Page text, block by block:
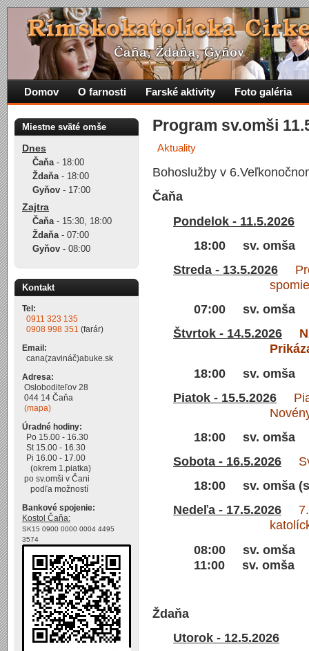
Program sv.omši
Aktuality
Bohoslužby v
Čaňa
Pondelok - 11.5.2026
18:00 sv. omša
Streda - 13.5.2026
07:00 sv. omša
Štvrtok - 14.5.2026
18:00 sv. omša
Piatok - 15.5.2026
18:00 sv. omša
Sobota - 16.5.2026
18:00 sv. omša
Nedeľa - 17.5.2026 7.
08:00 sv. omša
11:00 sv. omša
Ždaňa
Utorok - 12.5.2026
Domov O farnosti Farské aktivity Foto galéria
Miestne sväté omše
Dnes
Čaňa- 18:00
Ždaňa- 18:00
Gyňov - 17:00
Zajtra
Čaňa- 15:30, 18:00
Ždaňa- 07:00
Gyňov - 08:00
Kontakt
Tel:
0911 323 135
0908 998 351 (farár)
Email:
cana(zavináč)abuke.sk
Adresa:
Osloboditeľov 28
044 14 Čaňa
(mapa)
Úradné hodiny:
Po 15.00 - 16.30
St 15.00 - 16.30
Pi 16.00 - 17.00
(okrem 1.piatka)
po sv.omši v Čani
podľa možností
Bankové spojenie:
Kostol Čaňa:
SK15 0900 0000 0004 4495
3574